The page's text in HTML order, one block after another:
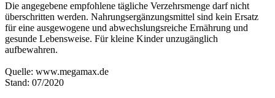
Die angegebene empfohlene tägliche Verzehrsmenge darf nicht
überschritten werden. Nahrungsergänzungsmittel sind kein Ersatz
für eine ausgewogene und abwechslungsreiche Ernährung und
gesunde Lebensweise. Für kleine Kinder unzugänglich
aufbewahren.
Quelle: www.megamax.de
Stand: 07/2020